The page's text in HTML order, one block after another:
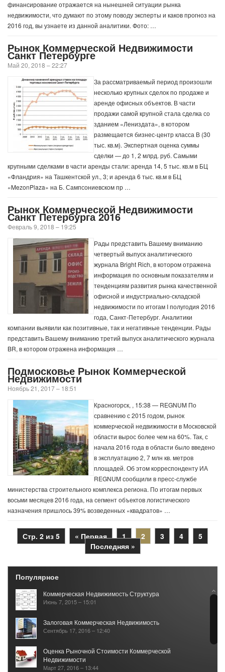
финансирование отражается на нынешней ситуации рынка
недвижимости, что думают по этому поводу эксперты и каков прогноз на
2016 год, вы узнаете из данной аналитики. Фото: …
Рынок Коммерческой Недвижимости
Санкт Петербурге
Май 20, 2018 – 22:27
За рассматриваемый период произошли
несколько крупных сделок по продаже и
аренде офисных объектов. В части
продажи самой крупной стала сделка со
зданием «Лениздата», в котором
размещается бизнес-центр класса В (30
тыс. кв.м). Экспертная оценка суммы
сделки — до 1, 2 млрд. руб. Самыми
крупными сделками в части аренды стали: аренда 14, 5 тыс. кв.м в БЦ
«Фландрия» на Ташкентской ул., 3; и аренда 6 тыс. кв.м в БЦ
«MezonPlaza» на Б. Сампсониевском пр …
Рынок Коммерческой Недвижимости
Санкт Петербурга 2016
Февраль 9, 2018 – 19:25
Рады представить Вашему вниманию
четвертый выпуск аналитического
журнала Bright Rich, в котором отражена
информация по основным показателям и
тенденциям развития рынка качественной
офисной и индустриально-складской
недвижимости по итогам I полугодия 2016
года, Санкт-Петербург. Аналитики
компании выявили как позитивные, так и негативные тенденции. Рады
представить Вашему вниманию третий выпуск аналитического журнала
BR, в котором отражена информация …
Подмосковье Рынок Коммерческой
Недвижимости
Ноябрь 21, 2017 – 18:51
Красногорск, , 15:38 — REGNUM По
сравнению с 2015 годом, рынок
коммерческой недвижимости в Московской
области вырос более чем на 60%. Так, с
начала 2016 года в области было введено
в эксплуатацию 2, 7 млн кв. метров
площадей. Об этом корреспонденту ИА
REGNUM сообщили в пресс-службе
министерства строительного комплекса региона. По итогам первых
восьми месяцев 2016 года, на сегмент объектов логистического
назначения пришлось 39% возведенных «квадратов» …
Стр. 2 из 5 « Первая 1 2 3 4
5
Последняя »
Популярное
Коммерческая Недвижимость Структура
Июнь 7, 2015 – 15:01
Залоговая Коммерческая Недвижимость
Сентябрь 17, 2016 – 12:40
Оценка Рыночной Стоимости Коммерческой
Недвижимости
Март 27, 2016 – 13:44